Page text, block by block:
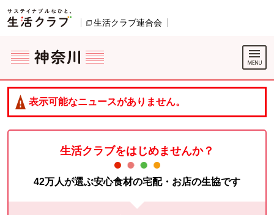
ページの先頭です。
生活クラブ連合会
ここからサイト内共通メニューです。
サイト内共通メニューをスキップする
サイト内共通メニューここまで。
表示可能なニュースがありません。
生活クラブをはじめませんか？
42万人が選ぶ安心食材の宅配・お店の生協です